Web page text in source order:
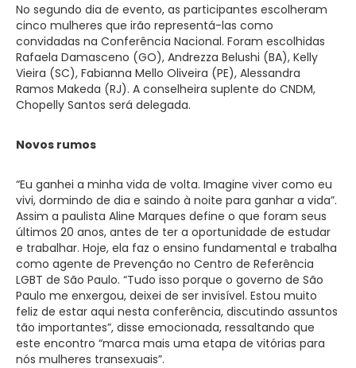
No segundo dia de evento, as participantes escolheram
cinco mulheres que irão representá-las como
convidadas na Conferência Nacional. Foram escolhidas
Rafaela Damasceno (GO), Andrezza Belushi (BA), Kelly
Vieira (SC), Fabianna Mello Oliveira (PE), Alessandra
Ramos Makeda (RJ). A conselheira suplente do CNDM,
Chopelly Santos será delegada.
Novos rumos
“Eu ganhei a minha vida de volta. Imagine viver como eu
vivi, dormindo de dia e saindo à noite para ganhar a vida”.
Assim a paulista Aline Marques define o que foram seus
últimos 20 anos, antes de ter a oportunidade de estudar
e trabalhar. Hoje, ela faz o ensino fundamental e trabalha
como agente de Prevenção no Centro de Referência
LGBT de São Paulo. “Tudo isso porque o governo de São
Paulo me enxergou, deixei de ser invisível. Estou muito
feliz de estar aqui nesta conferência, discutindo assuntos
tão importantes”, disse emocionada, ressaltando que
este encontro “marca mais uma etapa de vitórias para
nós mulheres transexuais”.